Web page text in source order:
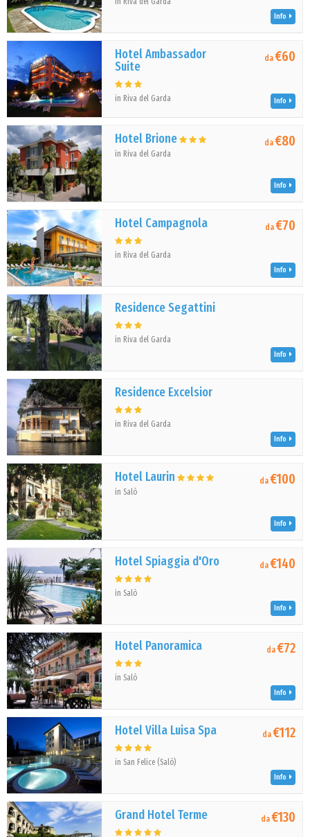
Info
Hotel Ambassador
Suite
in Riva del Garda
da€60
Info
Hotel Brione
in Riva del Garda
da€80
Info
Hotel Campagnola
in Riva del Garda
da€70
Info
Residence Segattini
in Riva del Garda
Info
Residence Excelsior
in Riva del Garda
Info
Hotel Laurin
in Salò
da€100
Info
Hotel Spiaggia d'Oro
in Salò
da€140
Info
Hotel Panoramica
in Salò
da€72
Info
Hotel Villa Luisa Spa
in San Felice (Salò)
da€112
Info
Grand Hotel Terme da€130